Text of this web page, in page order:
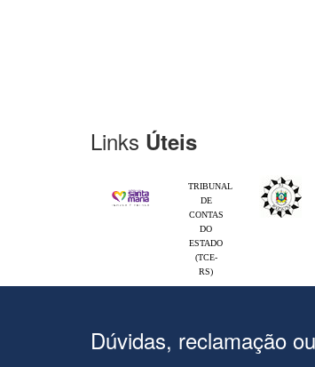
Links Úteis
TRIBUNAL
DE
CONTAS
DO
ESTADO
(TCE-
RS)
Dúvidas, reclamação